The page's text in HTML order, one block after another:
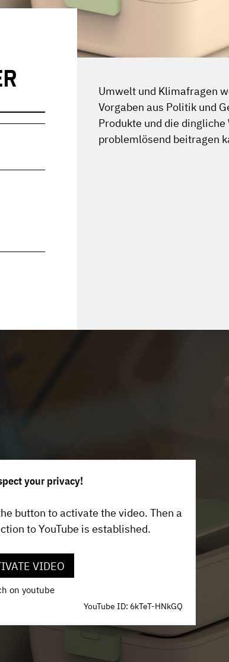
Umwelt und Klimafragen
Vorgaben aus Politik und
Produkte und die
problemlösend beitragen
your privacy!
button to activate the video. Then a
to YouTube is established.
VIDEO
on youtube
YouTube ID: 6kTeT-HNkGQ